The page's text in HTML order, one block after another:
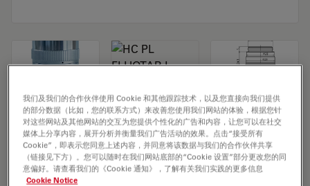
Microscope Objective HC PL FLUOTAR L
20x/0,40 CORR PH1
我们及我们的合作伙伴使用 Cookie 和其他跟踪技术，以及您直接向我们提供
的部分数据（比如，您的联系方式）来改善您使用我们网站的体验，根据您针
对这些网站及其他网站的交互为您提供个性化的广告和内容，让您可以在社交
媒体上分享内容，展开分析并衡量我们广告活动的效果。点击“接受所有
Cookie”，即表示您同意上述内容，并同意将该数据与我们的合作伙伴共享
（链接见下方）。您可以随时在我们网站底部的“Cookie 设置”部分更改您的同
意偏好。请查看我们的《Cookie 通知》，了解有关我们实践的更多信息
Cookie Notice